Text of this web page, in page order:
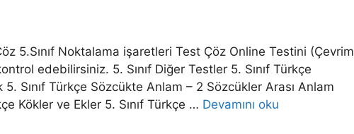
5.Sınıf Noktalama işaretleri Test Çöz Online Testini (Çevrim
edebilirsiniz. 5. Sınıf Diğer Testler 5. Sınıf Türkçe
5. Sınıf Türkçe Sözcükte Anlam – 2 Sözcükler Arası Anlam
Kökler ve Ekler 5. Sınıf Türkçe … Devamını oku